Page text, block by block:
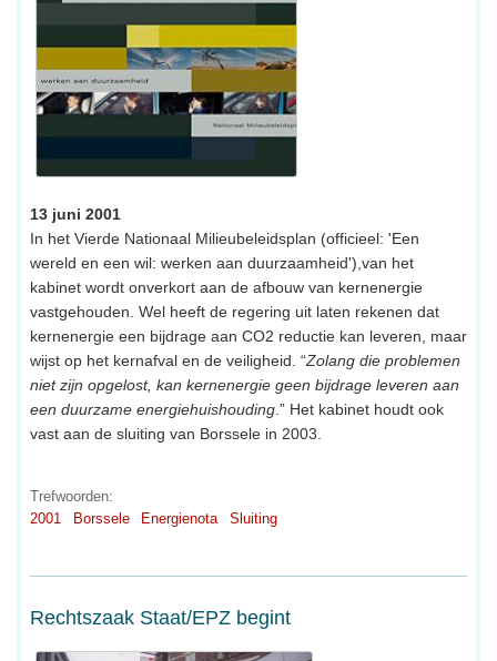
13 juni 2001
In het Vierde Nationaal Milieubeleidsplan (officieel: 'Een
wereld en een wil: werken aan duurzaamheid'),van het
kabinet wordt onverkort aan de afbouw van kernenergie
vastgehouden. Wel heeft de regering uit laten rekenen dat
kernenergie een bijdrage aan CO2 reductie kan leveren, maar
wijst op het kernafval en de veiligheid. “Zolang die problemen
niet zijn opgelost, kan kernenergie geen bijdrage leveren aan
een duurzame energiehuishouding .” Het kabinet houdt ook
vast aan de sluiting van Borssele in 2003.
Trefwoorden:
2001
Borssele Energienota Sluiting
Rechtszaak Staat/EPZ begint